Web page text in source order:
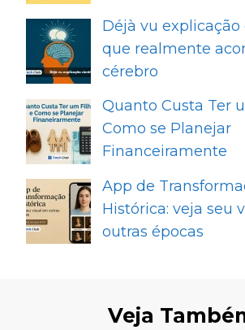
Déjà vu explicação
que realmente
cérebro
Quanto Custa Ter
Como se Planejar
Financeiramente
App de
Histórica: veja seu
outras épocas
Veja